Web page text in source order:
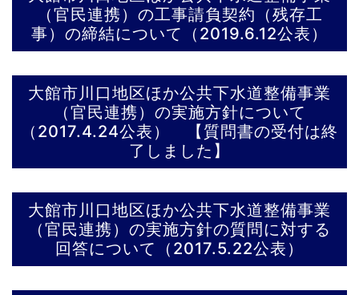
（官民連携）の工事請負契約（残存工
事）の締結について（2019.6.12公表）
大館市川口地区ほか公共下水道整備事業
（官民連携）の実施方針について
（2017.4.24公表） 【質問書の受付は終
了しました】
大館市川口地区ほか公共下水道整備事業
（官民連携）の実施方針の質問に対する
回答について（2017.5.22公表）